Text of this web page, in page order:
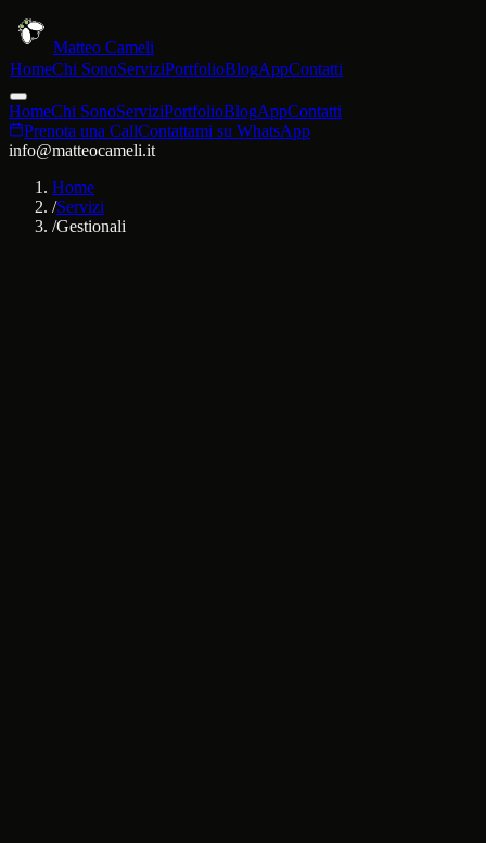
Matteo Cameli
HomeChi SonoServiziPortfolioBlogAppContatti
HomeChi SonoServiziPortfolioBlogAppContatti
Prenota una CallContattami su WhatsApp
info@matteocameli.it
Home
/Servizi
/Gestionali